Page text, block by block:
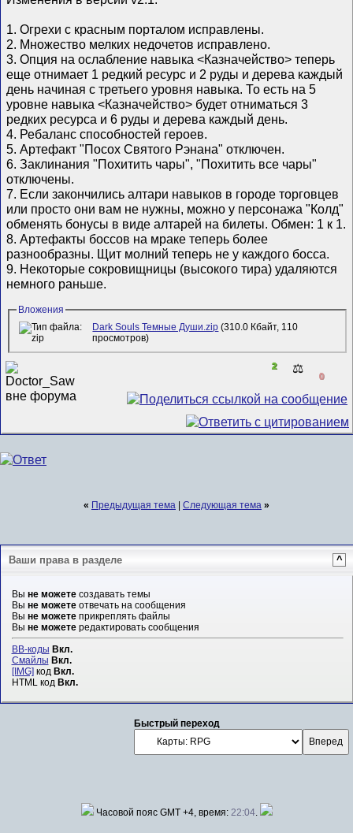
1. Огрехи с красным порталом исправлены.
2. Множество мелких недочетов исправлено.
3. Опция на ослабление навыка <Казначейство> теперь
еще отнимает 1 редкий ресурс и 2 руды и дерева каждый
день начиная с третьего уровня навыка. То есть на 5
уровне навыка <Казначейство> будет отниматься 3
редких ресурса и 6 руды и дерева каждый день.
4. Ребаланс способностей героев.
5. Артефакт "Посох Святого Рэнана" отключен.
6. Заклинания "Похитить чары", "Похитить все чары"
отключены.
7. Если закончились алтари навыков в городе торговцев
или просто они вам не нужны, можно у персонажа "Колд"
обменять бонусы в виде алтарей на билеты. Обмен: 1 к 1.
8. Артефакты боссов на мраке теперь более
разнообразны. Щит молний теперь не у каждого босса.
9. Некоторые сокровищницы (высокого тира) удаляются
немного раньше.
Вложения
Dark Souls Темные Души.zip (310.0 Кбайт, 110
просмотров)
2 ⚖️
0
« Предыдущая тема | Следующая тема »
Ваши права в разделе ^
Вы не можетесоздавать темы
Вы не можетеотвечать на сообщения
Вы не можетеприкреплять файлы
Вы не можетередактировать сообщения
BB-коды Вкл.
Смайлы Вкл.
[IMG] код Вкл.
HTML код Вкл.
Быстрый переход
Часовой пояс GMT +4, время: 22:04.